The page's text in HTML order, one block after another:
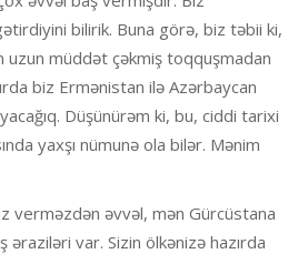
bilirik. Buna görə, biz təbii ki,
müddət çəkmiş toqquşmadan
biz Ermənistan ilə Azərbaycan
Düşünürəm ki, bu, ciddi tarixi
yaxşı nümunə ola bilər. Mənim
verməzdən əvvəl, mən Gürcüstana
var. Sizin ölkənizə hazırda